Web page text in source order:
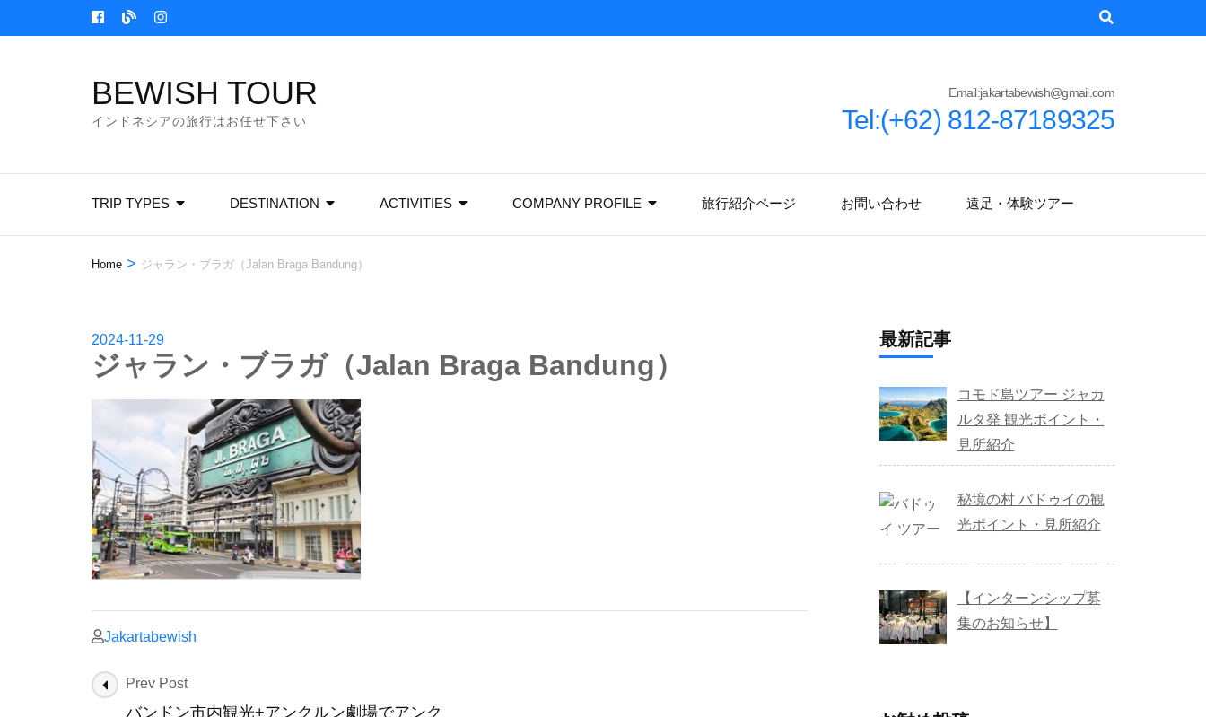
to
BEWISH TOUR
インドネシアの旅行はお任せ下さい
Email:jakartabewish@gmail.com
Tel:(+62) 812-87189325
TRIP TYPES DESTINATION ACTIVITIES COMPANY PROFILE 旅行紹介ページ お問い合わせ 遠足・体験ツアー
Home > ジャラン・ブラガ（Jalan Braga Bandung）
2024-11-29
ジャラン・ブラガ（Jalan Braga Bandung）
Jakartabewish
Post
Navigation
Prev Post
バンドン市内観光+アンクルン劇場でアンク
最新記事
コモド島ツアー ジャカ
ルタ発 観光ポイント・
見所紹介
秘境の村 バドゥイの観
光ポイント・見所紹介
【インターンシップ募
集のお知らせ】